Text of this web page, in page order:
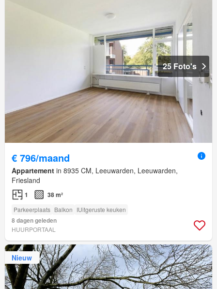
25 Foto's
€ 796/maand
Appartement in 8935 CM, Leeuwarden, Leeuwarden,
Friesland
1 38 m²
Parkeerplaats Balkon IUitgeruste keuken
8 dagen geleden
HUURPORTAAL
Nieuw